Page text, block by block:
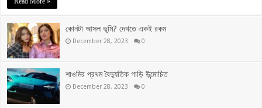
কোনটা আসল ভূমি? দেখতে একই রকম
December 28, 2023 0
শাওমির প্রথম বৈদ্যুতিক গাড়ি উন্মোচিত
December 28, 2023 0